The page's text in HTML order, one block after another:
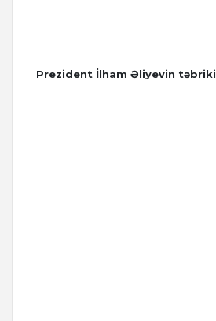
Prezident İlham Əliyevin təbriki